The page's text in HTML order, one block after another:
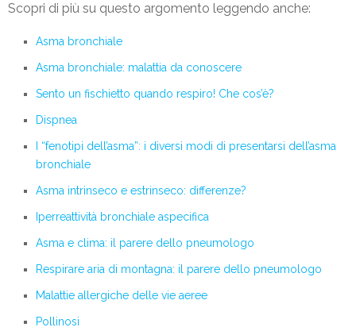
Scopri di più su questo argomento leggendo anche:
Asma bronchiale
Asma bronchiale: malattia da conoscere
Sento un fischietto quando respiro! Che cos’è?
Dispnea
I “fenotipi dell’asma”: i diversi modi di presentarsi dell’asma
bronchiale
Asma intrinseco e estrinseco: differenze?
Iperreattività bronchiale aspecifica
Asma e clima: il parere dello pneumologo
Respirare aria di montagna: il parere dello pneumologo
Malattie allergiche delle vie aeree
Pollinosi